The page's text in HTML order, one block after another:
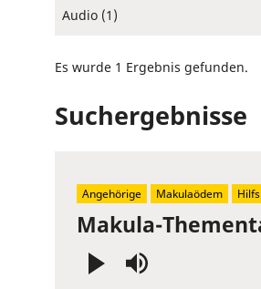
Audio (1)
Es wurde 1 Ergebnis gefunden.
Suchergebnisse
Makula-
Angehörige Makulaödem